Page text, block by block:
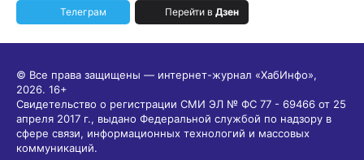
Телеграм Перейти в Дзен
© Все права защищены — интернет-журнал «ХабИнфо»,
2026. 16+
Свидетельство о регистрации СМИ ЭЛ № ФС 77 - 69466 от 25
апреля 2017 г., выдано Федеральной службой по надзору в
сфере связи, информационных технологий и массовых
коммуникаций.